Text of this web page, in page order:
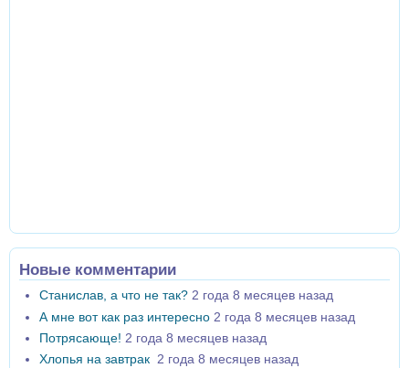
Новые комментарии
Станислав, а что не так? 2 года 8 месяцев назад
А мне вот как раз интересно 2 года 8 месяцев назад
Потрясающе! 2 года 8 месяцев назад
Хлопья на завтрак 2 года 8 месяцев назад